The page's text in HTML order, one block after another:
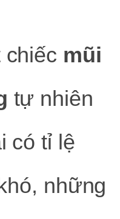
mũi
tự nhiên
có tỉ lệ
những